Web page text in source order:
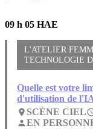
09 h 05 HAE
L'ATELIER
TECHNOLOGIE
Quelle est votre
d'utilisation de
place SCÈNE CIEL
personEN